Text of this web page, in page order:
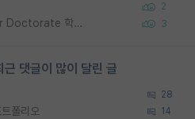
2
우리나라도 학구 열풍보면 Higher Doctorate 학위가 필요하다고 봅니다. 3
댓글이 많이 달린 글
28
폴리오 14